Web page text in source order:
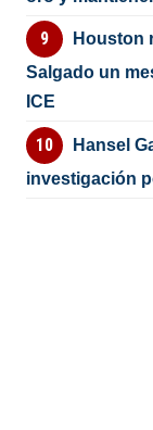
Houston
Salgado un
ICE
Hansel
investigación